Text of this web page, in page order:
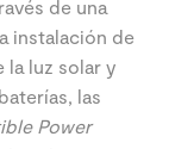
de una
instalación de
la luz solar y
las
Power